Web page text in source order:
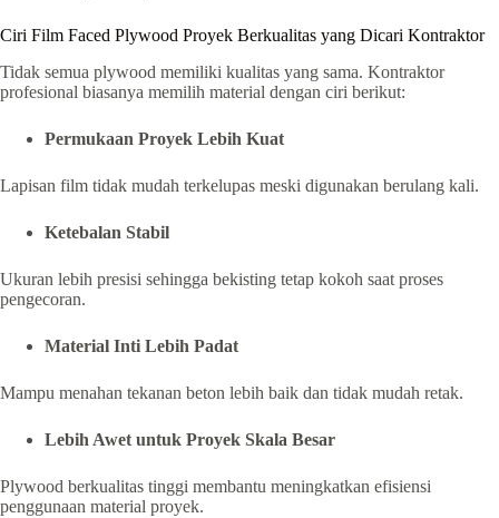
Ciri Film Faced Plywood Proyek Berkualitas yang Dicari Kontraktor
Tidak semua plywood memiliki kualitas yang sama. Kontraktor
profesional biasanya memilih material dengan ciri berikut:
Permukaan Proyek Lebih Kuat
Lapisan film tidak mudah terkelupas meski digunakan berulang kali.
Ketebalan Stabil
Ukuran lebih presisi sehingga bekisting tetap kokoh saat proses
pengecoran.
Material Inti Lebih Padat
Mampu menahan tekanan beton lebih baik dan tidak mudah retak.
Lebih Awet untuk Proyek Skala Besar
Plywood berkualitas tinggi membantu meningkatkan efisiensi
penggunaan material proyek.